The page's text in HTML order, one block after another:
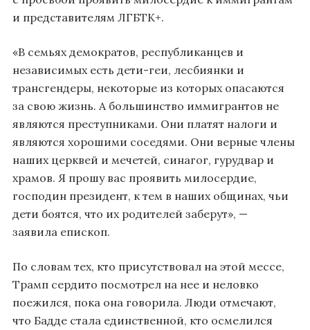
и представителям ЛГБТК+.
«В семьях демократов, республиканцев и
независимых есть дети-геи, лесбиянки и
трансгендеры, некоторые из которых опасаются
за свою жизнь. А большинство иммигрантов не
являются преступниками. Они платят налоги и
являются хорошими соседями. Они верные члены
наших церквей и мечетей, синагог, гурудвар и
храмов. Я прошу вас проявить милосердие,
господин президент, к тем в наших общинах, чьи
дети боятся, что их родителей заберут», —
заявила епископ.
По словам тех, кто присутствовал на этой мессе,
Трамп сердито посмотрел на нее и неловко
поежился, пока она говорила. Люди отмечают,
что Бадде стала единственной, кто осмелился